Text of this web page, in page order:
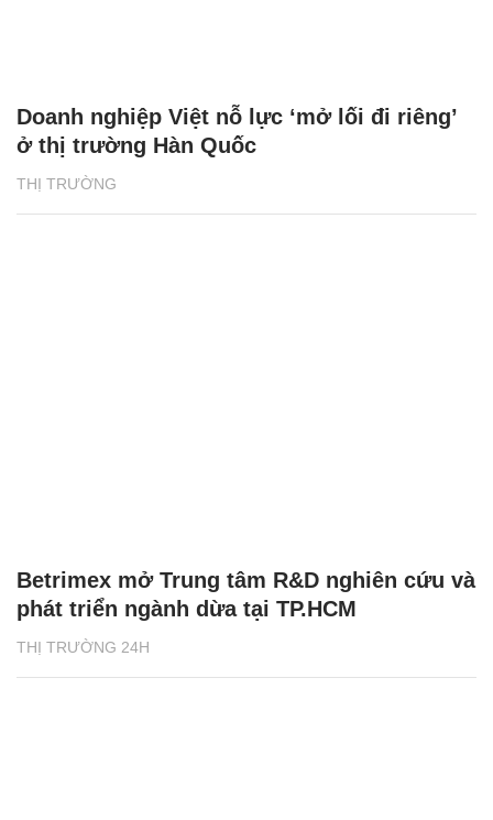
THỊ TRƯỜNG
Doanh nghiệp Việt nỗ lực ‘mở lối đi riêng’
ở thị trường Hàn Quốc
THỊ TRƯỜNG 24H
Betrimex mở Trung tâm R&D nghiên cứu và
phát triển ngành dừa tại TP.HCM